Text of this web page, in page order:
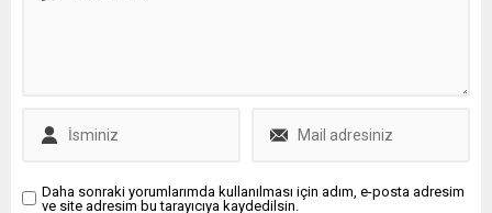
Daha sonraki yorumlarımda kullanılması için adım, e-posta adresim
ve site adresim bu tarayıcıya kaydedilsin.